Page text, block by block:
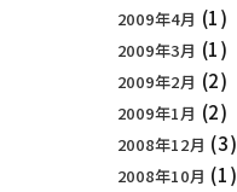
2009年4月 (1)
2009年3月 (1)
2009年2月 (2)
2009年1月 (2)
2008年12月 (3)
2008年10月 (1)